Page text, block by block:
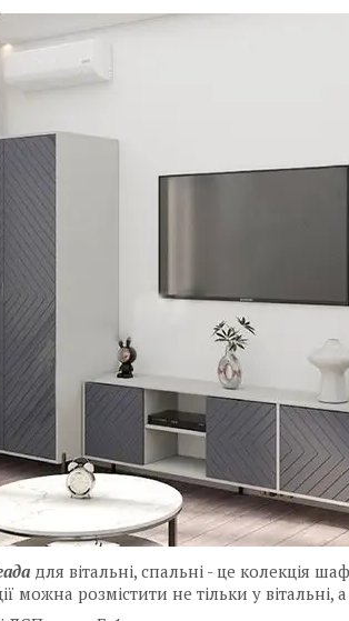
для вітальні, спальні - це колекція
можна розмістити не тільки у вітальні,